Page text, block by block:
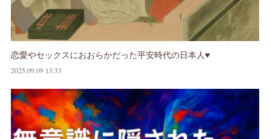
恋愛やセックスにおおらかだった平安時代の日本人♥
2025.09.09 13:33